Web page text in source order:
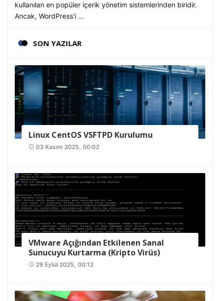
kullanılan en popüler içerik yönetim sistemlerinden biridir.
Ancak, WordPress'i ...
SON YAZILAR
Linux CentOS VSFTPD Kurulumu
access_time 03 Kasım 2025, 00:02
VMware Açığından Etkilenen Sanal
Sunucuyu Kurtarma (Kripto Virüs)
access_time 29 Eylül 2025, 00:12